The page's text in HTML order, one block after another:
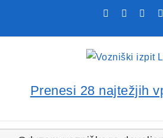
FacebookYouTube
Rss
Prenesi 28 najtežjih